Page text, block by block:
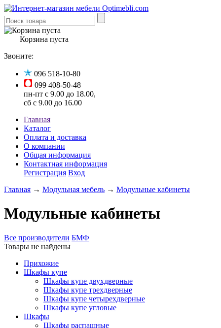
Корзина пуста
Звоните:
096 518-10-80
099 408-50-48
пн-пт с 9.00 до 18.00,
сб с 9.00 до 16.00
Главная
Каталог
Оплата и доставка
О компании
Общая информация
Контактная информация
Регистрация Вход
Главная → Модульная мебель → Модульные кабинеты
Модульные кабинеты
Все производители БМФ
Товары не найдены
Прихожие
Шкафы купе
Шкафы купе двухдверные
Шкафы купе трехдверные
Шкафы купе четырехдверные
Шкафы купе угловые
Шкафы
Шкафы распашные